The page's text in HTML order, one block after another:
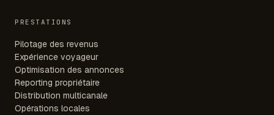
PRESTATIONS
Pilotage des revenus
Expérience voyageur
Optimisation des annonces
Reporting propriétaire
Distribution multicanale
Opérations locales